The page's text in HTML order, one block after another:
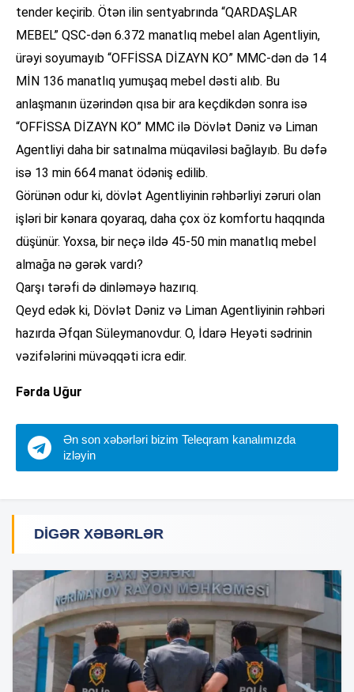
tender keçirib. Ötən ilin sentyabrında “QARDAŞLAR
MEBEL” QSC-dən 6.372 manatlıq mebel alan Agentliyin,
ürəyi soyumayıb “OFFİSSA DİZAYN KO” MMC-dən də 14
MİN 136 manatlıq yumuşaq mebel dəsti alıb. Bu
anlaşmanın üzərindən qısa bir ara keçdikdən sonra isə
“OFFİSSA DİZAYN KO” MMC ilə Dövlət Dəniz və Liman
Agentliyi daha bir satınalma müqaviləsi bağlayıb. Bu dəfə
isə 13 min 664 manat ödəniş edilib.
Görünən odur ki, dövlət Agentliyinin rəhbərliyi zəruri olan
işləri bir kənara qoyaraq, daha çox öz komfortu haqqında
düşünür. Yoxsa, bir neçə ildə 45-50 min manatlıq mebel
almağa nə gərək vardı?
Qarşı tərəfi də dinləməyə hazırıq.
Qeyd edək ki, Dövlət Dəniz və Liman Agentliyinin rəhbəri
hazırda Əfqan Süleymanovdur. O, İdarə Heyəti sədrinin
vəzifələrini müvəqqəti icra edir.
Fərda Uğur
Ən son xəbərləri bizim Teleqram kanalımızda
izləyin
DIGƏR XƏBƏRLƏR